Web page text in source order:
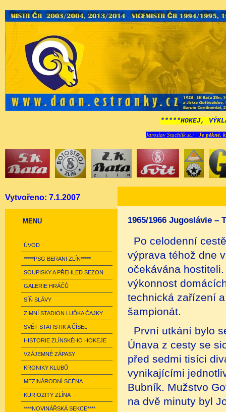
*****HOKEJ,
Jaroslav Stuchlík st.: "Je pěkné,
Vytvořeno: 7.1.2007
MENU
ÚVOD
*****PSG BERANI ZLÍN*****
SOUPISKY A PŘEHLED SEZON
GALERIE HRÁČŮ
SÍŇ SLÁVY
ZIMNÍ STADION LUĎKA ČAJKY
SVĚT STATISTIK A ČÍSEL
HISTORIE ZLÍNSKÉHO HOKEJE
VZÁJEMNÉ ZÁPASY
KRONIKY KLUBŮ
MEZINÁRODNÍ SCÉNA
KURIOZITY ZLÍNA
****NOVINÁŘSKÁ SEKCE****
1965/1966 Jugoslávie –
Po celodenní
výprava téhož dne
očekávána
výkonnost
technická zařízení
šampionát.
První utkání bylo
Únava z cesty se
před sedmi tisíci
vynikajícími
Bubník. Mužstvo
na dvě minuty byl